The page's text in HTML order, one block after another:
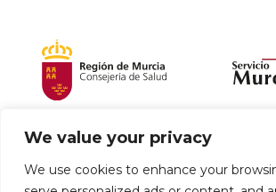
We value your privacy
We use cookies to enhance your
Política de envío y